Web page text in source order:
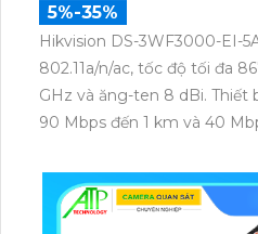
5%-35%
Hikvision DS-3WF3000-EI-
802.11a/n/ac, tốc độ tối đa
GHz và ăng-ten 8 dBi.
90 Mbps đến 1 km và 40
tải dữ liệu và video giám
xa.